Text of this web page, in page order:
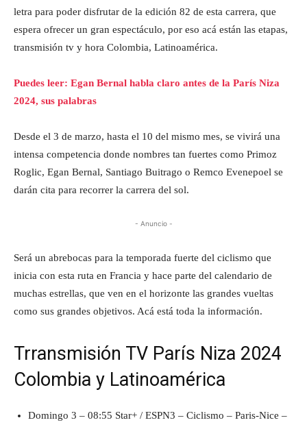
letra para poder disfrutar de la edición 82 de esta carrera, que
espera ofrecer un gran espectáculo, por eso acá están las etapas,
transmisión tv y hora Colombia, Latinoamérica.
Puedes leer: Egan Bernal habla claro antes de la París Niza
2024, sus palabras
Desde el 3 de marzo, hasta el 10 del mismo mes, se vivirá una
intensa competencia donde nombres tan fuertes como Primoz
Roglic, Egan Bernal, Santiago Buitrago o Remco Evenepoel se
darán cita para recorrer la carrera del sol.
- Anuncio -
Será un abrebocas para la temporada fuerte del ciclismo que
inicia con esta ruta en Francia y hace parte del calendario de
muchas estrellas, que ven en el horizonte las grandes vueltas
como sus grandes objetivos. Acá está toda la información.
Trransmisión TV París Niza 2024
Colombia y Latinoamérica
Domingo 3 – 08:55 Star+ / ESPN3 – Ciclismo – Paris-Nice –